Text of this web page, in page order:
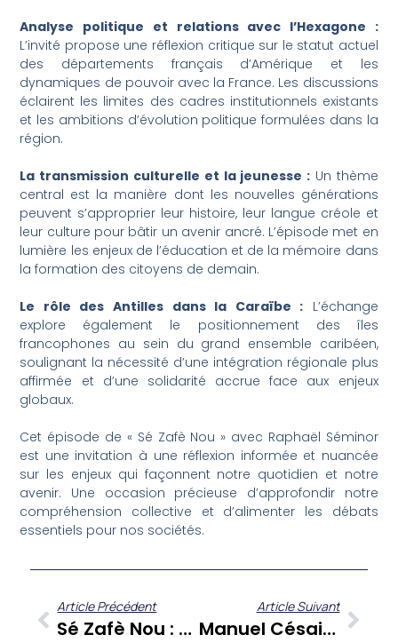
Analyse politique et relations avec l’Hexagone :
L’invité propose une réflexion critique sur le statut actuel
des départements français d’Amérique et les
dynamiques de pouvoir avec la France. Les discussions
éclairent les limites des cadres institutionnels existants
et les ambitions d’évolution politique formulées dans la
région.
La transmission culturelle et la jeunesse : Un thème
central est la manière dont les nouvelles générations
peuvent s’approprier leur histoire, leur langue créole et
leur culture pour bâtir un avenir ancré. L’épisode met en
lumière les enjeux de l’éducation et de la mémoire dans
la formation des citoyens de demain.
Le rôle des Antilles dans la Caraïbe : L’échange
explore également le positionnement des îles
francophones au sein du grand ensemble caribéen,
soulignant la nécessité d’une intégration régionale plus
affirmée et d’une solidarité accrue face aux enjeux
globaux.
Cet épisode de « Sé Zafè Nou » avec Raphaël Séminor
est une invitation à une réflexion informée et nuancée
sur les enjeux qui façonnent notre quotidien et notre
avenir. Une occasion précieuse d’approfondir notre
compréhension collective et d’alimenter les débats
essentiels pour nos sociétés.
Article Précédent
Sé Zafè Nou : Jean Lanoix Face Aux Enjeux Caribéens Avec Jean Marc Kromwel
Article Suivant
Manuel Césaire, Directeur De Tropiques Atrium, Dévoile La Saison 2023-2024 : Quels Horizons Culturels Pour La Martinique ?